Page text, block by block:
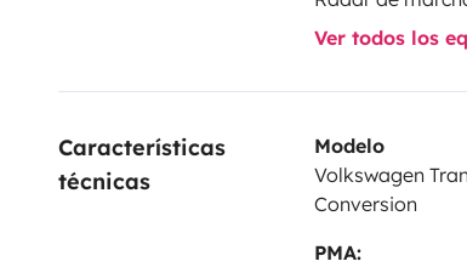
https://www.yescapa.pt/campers/114875
Ver todos los
Características
técnicas
Modelo
Volkswagen
Conversion
PMA: